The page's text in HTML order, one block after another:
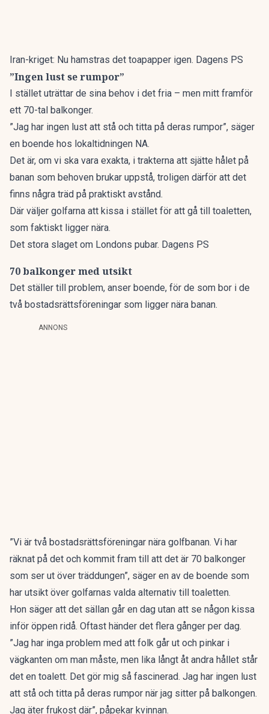
Iran-kriget: Nu hamstras det toapapper igen. Dagens PS
”Ingen lust se rumpor”
I stället uträttar de sina behov i det fria – men mitt framför
ett 70-tal balkonger.
”Jag har ingen lust att stå och titta på deras rumpor”, säger
en boende hos lokaltidningen NA.
Det är, om vi ska vara exakta, i trakterna att sjätte hålet på
banan som behoven brukar uppstå, troligen därför att det
finns några träd på praktiskt avstånd.
Där väljer golfarna att kissa i stället för att gå till toaletten,
som faktiskt ligger nära.
Det stora slaget om Londons pubar. Dagens PS
70 balkonger med utsikt
Det ställer till problem, anser boende, för de som bor i de
två bostadsrättsföreningar som ligger nära banan.
ANNONS
”Vi är två bostadsrättsföreningar nära golfbanan. Vi har
räknat på det och kommit fram till att det är 70 balkonger
som ser ut över träddungen”, säger en av de boende som
har utsikt över golfarnas valda alternativ till toaletten.
Hon säger att det sällan går en dag utan att se någon kissa
inför öppen ridå. Oftast händer det flera gånger per dag.
”Jag har inga problem med att folk går ut och pinkar i
vägkanten om man måste, men lika långt åt andra hållet står
det en toalett. Det gör mig så fascinerad. Jag har ingen lust
att stå och titta på deras rumpor när jag sitter på balkongen.
Jag äter frukost där”, påpekar kvinnan.